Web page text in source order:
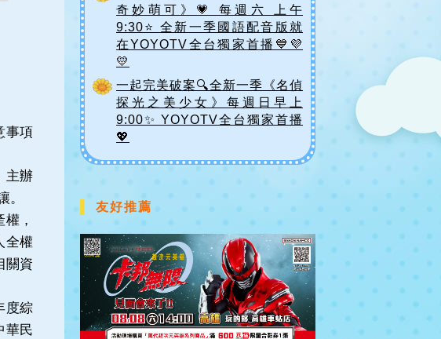
事項
主辦
。
，
全權
關資
度綜
華民
奇妙萌可》💗 每週六 上午
9:30⭐ 全新一季國語配音版就
在YOYOTV全台獨家首播💙💜
💛
一起完美破案🔍全新一季《名偵
探光之美少女》每週日早上
9:00✨ YOYOTV全台獨家首播
💖
友好推薦